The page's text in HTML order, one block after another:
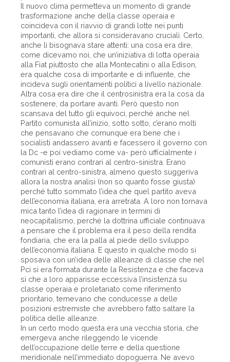
Il nuovo clima permetteva un momento di grande
trasformazione anche della classe operaia e
coincideva con il riavvio di grandi lotte nei punti
importanti, che allora si consideravano cruciali. Certo,
anche lì bisognava stare attenti: una cosa era dire,
come dicevamo noi, che un’iniziativa di lotta operaia
alla Fiat piuttosto che alla Montecatini o alla Edison,
era qualche cosa di importante e di influente, che
incideva sugli orientamenti politici a livello nazionale.
Altra cosa era dire che il centrosinistra era la cosa da
sostenere, da portare avanti. Però questo non
scansava del tutto gli equivoci, perché anche nel
Partito comunista all’inizio, sotto sotto, c’erano molti
che pensavano che comunque era bene che i
socialisti andassero avanti e facessero il governo con
la Dc -e poi vediamo come va- però ufficialmente i
comunisti erano contrari al centro-sinistra. Erano
contrari al centro-sinistra, almeno questo suggeriva
allora la nostra analisi (non so quanto fosse giusta)
perché tutto sommato l’idea che quel partito aveva
dell’economia italiana, era arretrata. A loro non tornava
mica tanto l’idea di ragionare in termini di
neocapitalismo, perché la dottrina ufficiale continuava
a pensare che il problema era il peso della rendita
fondiaria, che era la palla al piede dello sviluppo
dell’economia italiana. E questo in qualche modo si
sposava con un’idea delle alleanze di classe che nel
Pci si era formata durante la Resistenza e che faceva
sì che a loro apparisse eccessiva l’insistenza su
classe operaia e proletariato come riferimento
prioritario, temevano che conducesse a delle
posizioni estremiste che avrebbero fatto saltare la
politica delle alleanze.
In un certo modo questa era una vecchia storia, che
emergeva anche rileggendo le vicende
dell’occupazione delle terre e della questione
meridionale nell’immediato dopoguerra. Ne avevo